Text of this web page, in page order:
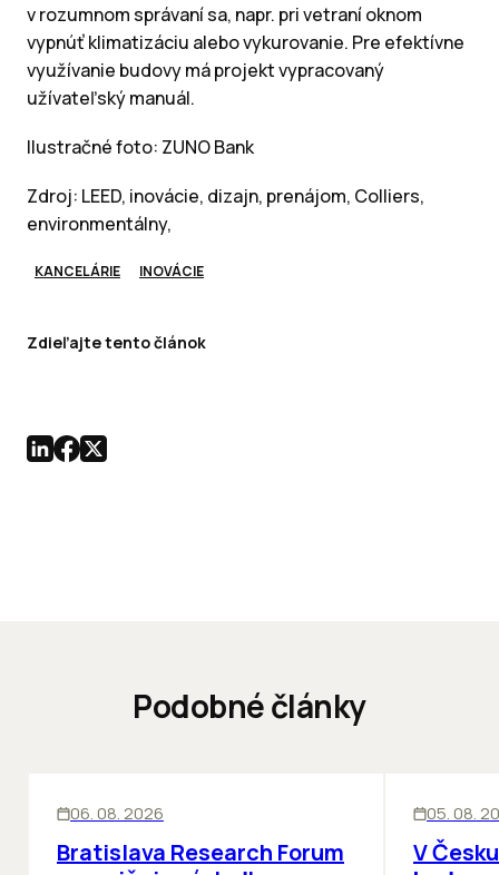
v rozumnom správaní sa, napr. pri vetraní oknom
vypnúť klimatizáciu alebo vykurovanie. Pre efektívne
využívanie budovy má projekt vypracovaný
užívateľský manuál.
Ilustračné foto: ZUNO Bank
Zdroj: LEED, inovácie, dizajn, prenájom, Colliers,
environmentálny,
KANCELÁRIE INOVÁCIE
Zdieľajte tento článok
Podobné články
06. 08. 2026
Bratislava Research Forum
05. 08.
V